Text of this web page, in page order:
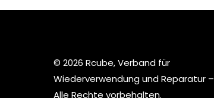
© 2026 Rcube, Verband für
Wiederverwendung und Reparatur –
Alle Rechte vorbehalten.